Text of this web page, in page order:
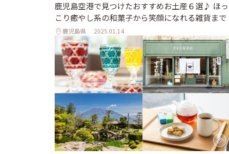
鹿児島空港で見つけたおすすめお土産６選♪ ほっ
こり癒やし系の和菓子から笑顔になれる雑貨まで
鹿児島県 2025.01.14